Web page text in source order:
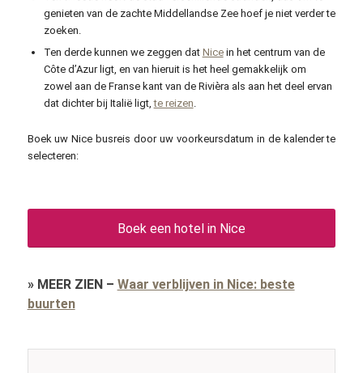
genieten van de zachte Middellandse Zee hoef je niet verder te
zoeken.
Ten derde kunnen we zeggen dat Nicein het centrum van de
Côte d’Azur ligt, en van hieruit is het heel gemakkelijk om
zowel aan de Franse kant van de Rivièra als aan het deel ervan
dat dichter bij Italië ligt,te reizen.
Boek uw Nice busreis door uw voorkeursdatum in de kalender te
selecteren:
Boek een hotel in Nice
» MEER ZIEN– Waar verblijven in Nice: beste
buurten